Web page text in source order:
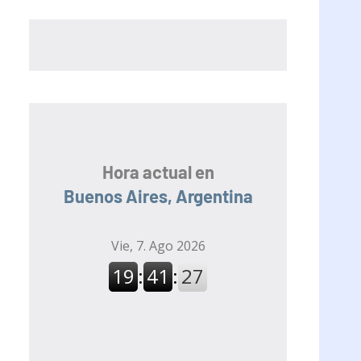
Hora actual en
Buenos Aires, Argentina